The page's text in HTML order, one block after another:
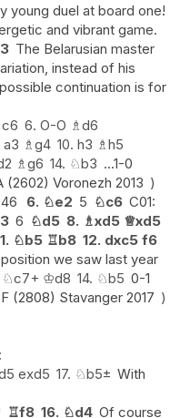
young duel at board one!
and vibrant game.
The Belarusian master
instead of his
continuation is for
c6 6. O-O ♗d6
a3 ♗g4 10. h3 ♗h5
♗g6 14. ♘b3 ...1-0
(2602) Voronezh 2013
46 6. ♘e2 5 ♘c6 C01:
6 ♘d5 8. ♗xd5 ♕xd5
♘b5 ♖b8 12. dxc5 f6
we saw last year
♘c7+ ♔d8 14. ♘b5 0-1
(2808) Stavanger 2017
exd5 17. ♘b5± With
♖f8 16. ♘d4 Of course